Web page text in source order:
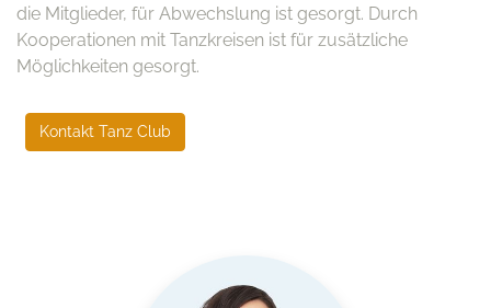
die Mitglieder, für Abwechslung ist gesorgt. Durch
Kooperationen mit Tanzkreisen ist für zusätzliche
Möglichkeiten gesorgt.
Kontakt Tanz Club